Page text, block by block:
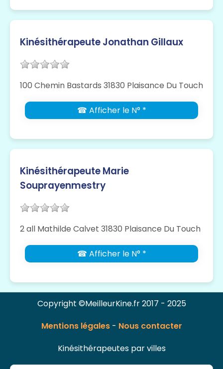
Kinésithérapeute Jonathan Gillaux
100 Chemin Bastards 31830 Plaisance Du Touch
☎ Afficher le N° *
Kinésithérapeute Marie
Souprayenmestry
2 all Mathilde Calvet 31830 Plaisance Du Touch
☎ Afficher le N° *
Copyright ©MeilleurKine.fr 2017 - 2025
Mentions légales- Nous contacter
Kinésithérapeutes par villes